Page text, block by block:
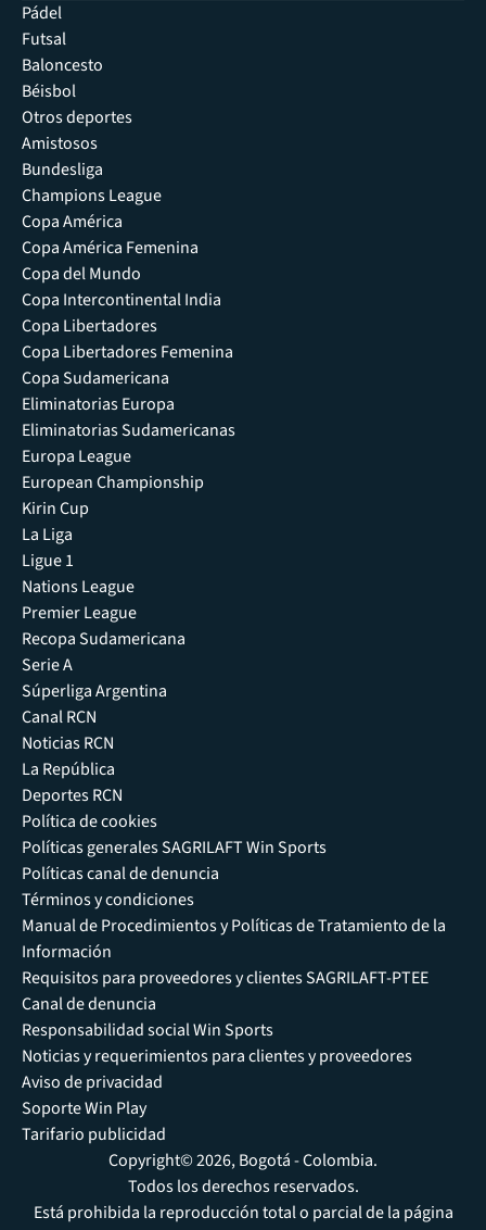
Pádel
Futsal
Baloncesto
Béisbol
Otros deportes
Amistosos
Bundesliga
Champions League
Copa América
Copa América Femenina
Copa del Mundo
Copa Intercontinental India
Copa Libertadores
Copa Libertadores Femenina
Copa Sudamericana
Eliminatorias Europa
Eliminatorias Sudamericanas
Europa League
European Championship
Kirin Cup
La Liga
Ligue 1
Nations League
Premier League
Recopa Sudamericana
Serie A
Súperliga Argentina
Canal RCN
Noticias RCN
La República
Deportes RCN
Política de cookies
Políticas generales SAGRILAFT Win Sports
Políticas canal de denuncia
Términos y condiciones
Manual de Procedimientos y Políticas de Tratamiento de la
Información
Requisitos para proveedores y clientes SAGRILAFT-PTEE
Canal de denuncia
Responsabilidad social Win Sports
Noticias y requerimientos para clientes y proveedores
Aviso de privacidad
Soporte Win Play
Tarifario publicidad
Copyright© 2026, Bogotá - Colombia.
Todos los derechos reservados.
Está prohibida la reproducción total o parcial de la página